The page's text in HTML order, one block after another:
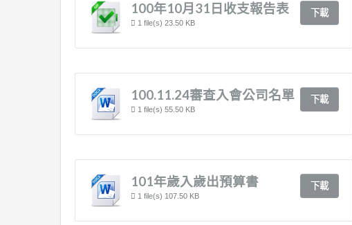
100年10月31日收支報告表
1 file(s) 23.50 KB
下載
100.11.24審查入會公司名單
1 file(s) 55.50 KB
下載
101年歲入歲出預算書
1 file(s) 107.50 KB
下載